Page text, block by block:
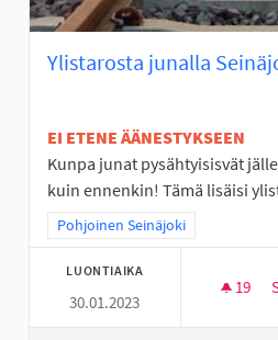
Ylistarosta junalla
EI ETENE ÄÄNESTYKSEEN
Kunpa junat pysähtyisisvät
kuin ennenkin! Tämä lisäisi
Rajaa tulokset teeman mukaan:
Pohjoinen Seinäjoki
LUONTIAIKA
30.01.2023
19